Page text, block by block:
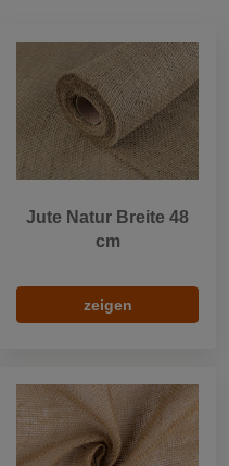
Jute Natur Breite 48
cm
zeigen